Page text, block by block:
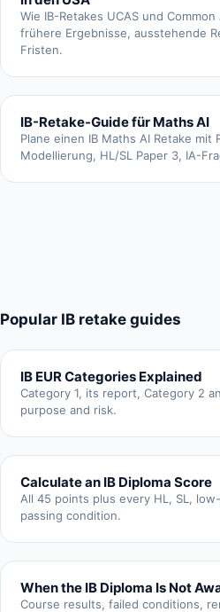
Wie IB-Retakes UCAS und
frühere Ergebnisse, ausstehende
Fristen.
IB-Retake-Guide für Maths AI
Plane einen IB Maths AI Retake
Modellierung, HL/SL Paper 3, IA-
Popular IB retake guides
IB EUR Categories Explained
Category 1, its report, Category 2
purpose and risk.
Calculate an IB Diploma Score
All 45 points plus every HL, SL,
passing condition.
When the IB Diploma Is Not
Course results, failed conditions,